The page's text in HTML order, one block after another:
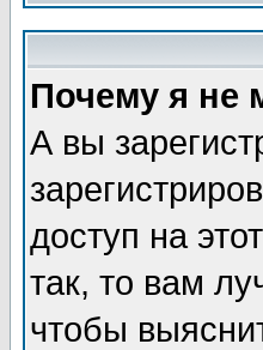
Почему я не
А вы
доступ на
так, то вам
чтобы